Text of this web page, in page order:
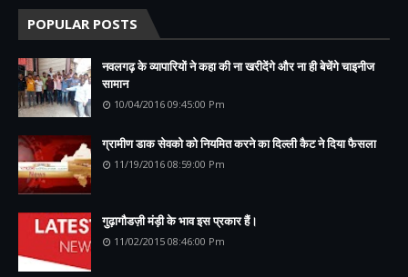
POPULAR POSTS
नवलगढ़ के व्यापारियों ने कहा की ना खरीदेंगे और ना ही बेचेंगे चाइनीज
सामान
10/04/2016 09:45:00 Pm
ग्रामीण डाक सेवको को नियमित करने का दिल्ली कैट ने दिया फैसला
11/19/2016 08:59:00 Pm
गुढ़ागौडज़ी मंड़ी के भाव इस प्रकार हैं।
11/02/2015 08:46:00 Pm